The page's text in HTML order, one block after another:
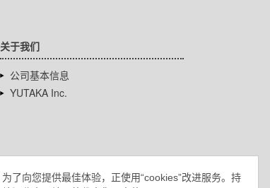
为了向您提供最佳体验，正使用“cookies”改进服务。持
关于我们
公司基本信息
YUTAKA Inc.